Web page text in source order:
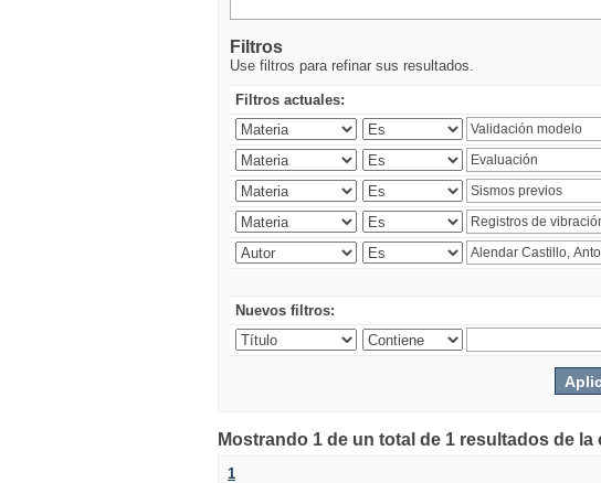
Filtros
Use filtros para refinar sus resultados.
Filtros actuales:
Nuevos filtros:
Mostrando 1 de un total de 1 resultados de la
1